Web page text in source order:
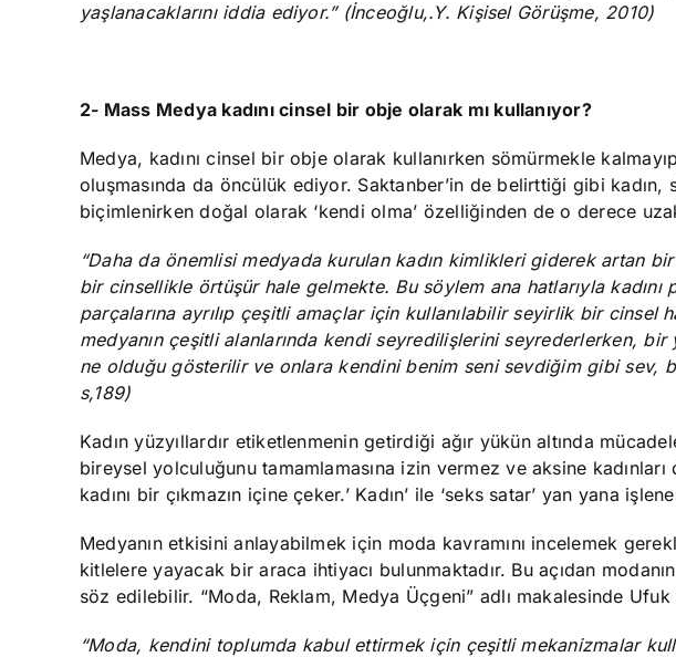
yaşlanacaklarını iddia ediyor.”(İnceoğlu,.Y. Kişisel Görüşme, 2010)
2- Mass Medya kadını cinsel bir obje olarak mı kullanıyor?
Medya, kadını cinsel bir obje olarak kullanırken sömürmekle
oluşmasında da öncülük ediyor. Saktanber’in de belirttiği gibi kadın,
biçimlenirken doğal olarak ‘kendi olma’ özelliğinden de o derece
“Daha da önemlisi medyada kurulan kadın kimlikleri giderek artan
bir cinsellikle örtüşür hale gelmekte. Bu söylem ana hatlarıyla
parçalarına ayrılıp çeşitli amaçlar için kullanılabilir seyirlik bir cinsel
medyanın çeşitli alanlarında kendi seyredilişlerini seyrederlerken, bir
ne olduğu gösterilir ve onlara kendini benim seni sevdiğim gibi sev,
s,189)
Kadın yüzyıllardır etiketlenmenin getirdiği ağır yükün altında
bireysel yolculuğunu tamamlamasına izin vermez ve aksine
kadını bir çıkmazın içine çeker.’ Kadın’ ile ‘seks satar’ yan yana
Medyanın etkisini anlayabilmek için moda kavramını incelemek
kitlelere yayacak bir araca ihtiyacı bulunmaktadır. Bu açıdan
söz edilebilir. “Moda, Reklam, Medya Üçgeni” adlı makalesinde
“Moda, kendini toplumda kabul ettirmek için çeşitli mekanizmalar